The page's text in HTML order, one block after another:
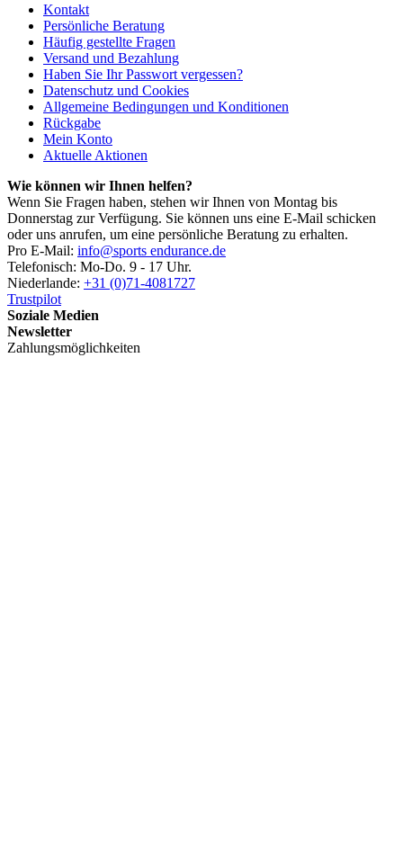
Kontakt
Persönliche Beratung
Häufig gestellte Fragen
Versand und Bezahlung
Haben Sie Ihr Passwort vergessen?
Datenschutz und Cookies
Allgemeine Bedingungen und Konditionen
Rückgabe
Mein Konto
Aktuelle Aktionen
Wie können wir Ihnen helfen?
Wenn Sie Fragen haben, stehen wir Ihnen von Montag bis
Donnerstag zur Verfügung. Sie können uns eine E-Mail schicken
oder uns anrufen, um eine persönliche Beratung zu erhalten.
Pro E-Mail: info@sports endurance.de
Telefonisch: Mo-Do. 9 - 17 Uhr.
Niederlande: +31 (0)71-4081727
Trustpilot
Soziale Medien
Newsletter
Zahlungsmöglichkeiten